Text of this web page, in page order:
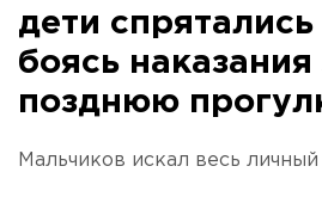
дети спрятались
боясь наказания
позднюю
Мальчиков искал весь